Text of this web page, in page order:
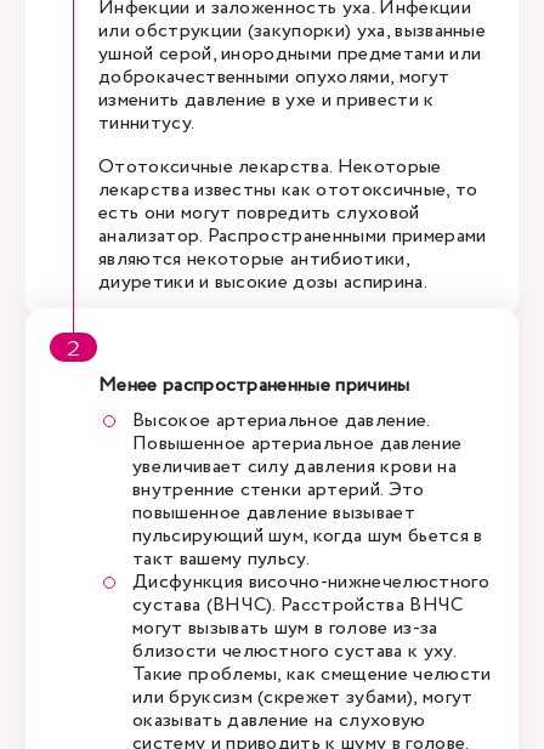
Инфекции и заложенность уха. Инфекции
или обструкции (закупорки) уха, вызванные
ушной серой, инородными предметами или
доброкачественными опухолями, могут
изменить давление в ухе и привести к
тиннитусу.
Ототоксичные лекарства. Некоторые
лекарства известны как ототоксичные, то
есть они могут повредить слуховой
анализатор. Распространенными примерами
являются некоторые антибиотики,
диуретики и высокие дозы аспирина.
Менее распространенные причины
Высокое артериальное давление.
Повышенное артериальное давление
увеличивает силу давления крови на
внутренние стенки артерий. Это
повышенное давление вызывает
пульсирующий шум, когда шум бьется в
такт вашему пульсу.
Дисфункция височно-нижнечелюстного
сустава (ВНЧС). Расстройства ВНЧС
могут вызывать шум в голове из-за
близости челюстного сустава к уху.
Такие проблемы, как смещение челюсти
или бруксизм (скрежет зубами), могут
оказывать давление на слуховую